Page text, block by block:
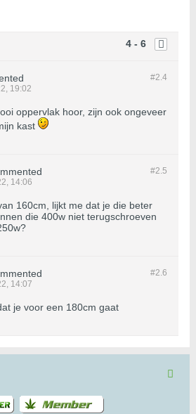
4 - 6
#2.4
19:02
oppervlak hoor, zijn ook ongeveer
kast
#2.5
14:06
160cm, lijkt me dat je die beter
die 400w niet terugschroeven
#2.6
14:07
je voor een 180cm gaat